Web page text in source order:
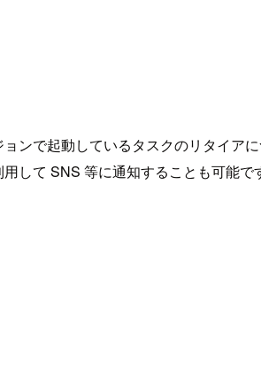
ンで起動しているタスクのリタイア
して SNS 等に通知することも可能で